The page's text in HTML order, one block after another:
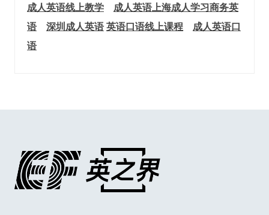
成人英语线上教学
成人英语上海成人学习商务英
语
深圳成人英语英语口语线上课程
成人英语口
语